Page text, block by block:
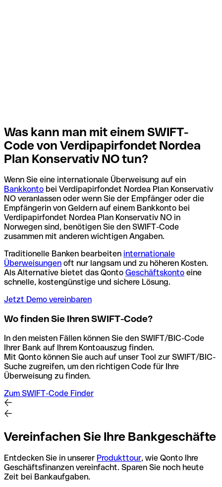
Was kann man mit einem SWIFT-
Code von Verdipapirfondet Nordea
Plan Konservativ NO tun?
Wenn Sie eine internationale Überweisung auf ein
Bankkonto bei Verdipapirfondet Nordea Plan Konservativ
NO veranlassen oder wenn Sie der Empfänger oder die
Empfängerin von Geldern auf einem Bankkonto bei
Verdipapirfondet Nordea Plan Konservativ NO in
Norwegen sind, benötigen Sie den SWIFT-Code
zusammen mit anderen wichtigen Angaben.
Traditionelle Banken bearbeiten internationale
Überweisungen oft nur langsam und zu höheren Kosten.
Als Alternative bietet das Qonto Geschäftskonto eine
schnelle, kostengünstige und sichere Lösung.
Jetzt Demo vereinbaren
Wo finden Sie Ihren SWIFT-Code?
In den meisten Fällen können Sie den SWIFT/BIC-Code
Ihrer Bank auf Ihrem Kontoauszug finden.
Mit Qonto können Sie auch auf unser Tool zur SWIFT/BIC-
Suche zugreifen, um den richtigen Code für Ihre
Überweisung zu finden.
Zum SWIFT-Code Finder
Vereinfachen Sie Ihre Bankgeschäfte
Entdecken Sie in unserer Produkttour, wie Qonto Ihre
Geschäftsfinanzen vereinfacht. Sparen Sie noch heute
Zeit bei Bankaufgaben.